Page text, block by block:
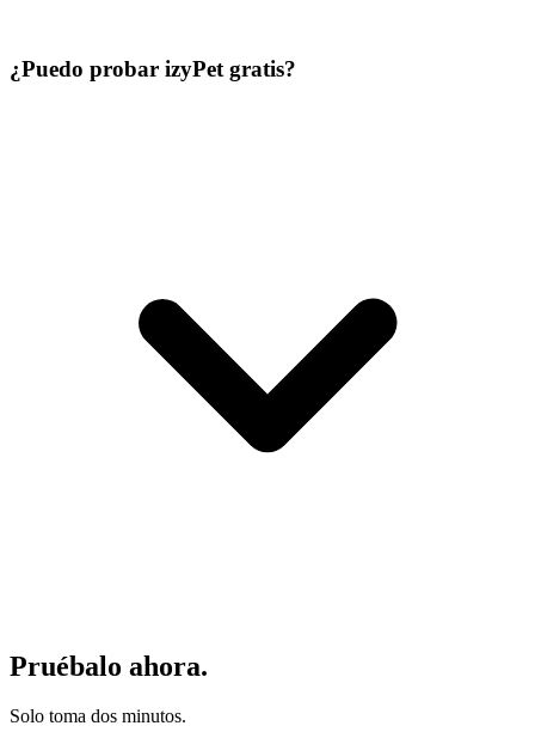
¿Puedo probar izyPet gratis?
Pruébalo ahora.
Solo toma dos minutos.